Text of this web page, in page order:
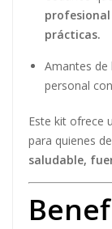
prácticas.
Amantes de
personal
Este kit ofrece
para quienes
saludable,